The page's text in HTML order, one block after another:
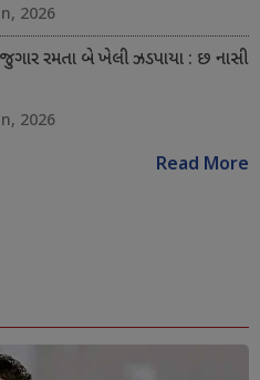
2026
જુગાર રમતા બે ખેલી ઝડપાયા : છ નાસી
2026
Read More